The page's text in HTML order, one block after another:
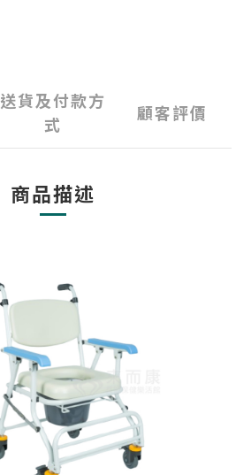
送貨及付款方
式
顧客評價
商品描述